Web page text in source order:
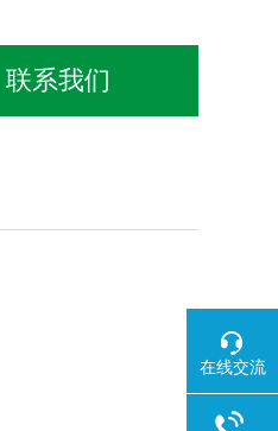
联系我们
在线交流